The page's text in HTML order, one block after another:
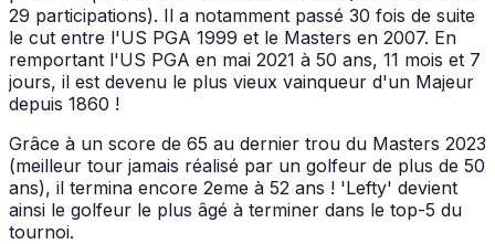
29 participations). Il a notamment passé 30 fois de suite
le cut entre l'US PGA 1999 et le Masters en 2007. En
remportant l'US PGA en mai 2021 à 50 ans, 11 mois et 7
jours, il est devenu le plus vieux vainqueur d'un Majeur
depuis 1860 !
Grâce à un score de 65 au dernier trou du Masters 2023
(meilleur tour jamais réalisé par un golfeur de plus de 50
ans), il termina encore 2eme à 52 ans ! 'Lefty' devient
ainsi le golfeur le plus âgé à terminer dans le top-5 du
tournoi.